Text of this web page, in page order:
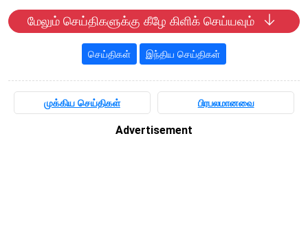
மேலும் செய்திகளுக்கு கீழே கிளிக் செய்யவும்
செய்திகள் இந்திய செய்திகள்
முக்கிய செய்திகள் பிரபலமானவை
Advertisement